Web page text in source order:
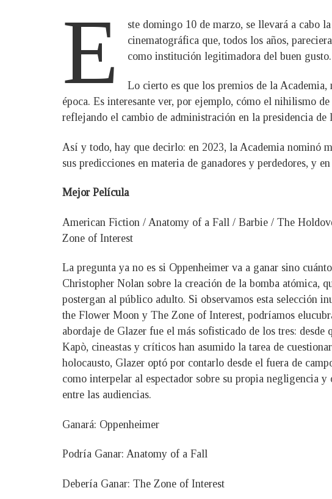
E
ste domingo 10 de marzo, se llevará a cabo
cinematográfica que, todos los años,
como institución legitimadora del buen gusto.
Lo cierto es que los premios de la
época. Es interesante ver, por ejemplo, cómo el nihilismo
reflejando el cambio de administración en la presidencia de
Así y todo, hay que decirlo: en 2023, la Academia nominó
sus predicciones en materia de ganadores y perdedores, y
Mejor Película
American Fiction / Anatomy of a Fall / Barbie / The
Zone of Interest
La pregunta ya no es si Oppenheimer va a ganar sino
Christopher Nolan sobre la creación de la bomba atómica,
postergan al público adulto. Si observamos esta selección
the Flower Moon y The Zone of Interest, podríamos
abordaje de Glazer fue el más sofisticado de los tres:
Kapò, cineastas y críticos han asumido la tarea de
holocausto, Glazer optó por contarlo desde el fuera de
como interpelar al espectador sobre su propia negligencia
entre las audiencias.
Ganará: Oppenheimer
Podría Ganar: Anatomy of a Fall
Debería Ganar: The Zone of Interest